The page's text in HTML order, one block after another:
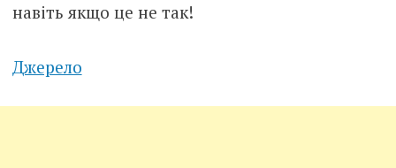
навіть якщо це не так!
Джерело